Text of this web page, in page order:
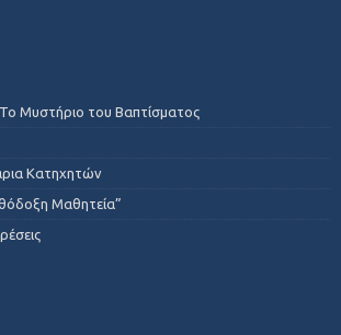
Μυστήριο του Βαπτίσματος
Κατηχητών
Μαθητεία”